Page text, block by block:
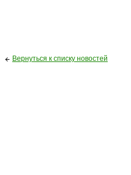
Вернуться к списку новостей